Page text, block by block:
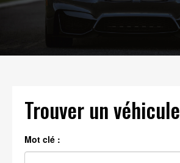
Trouver un véhicule
Mot clé :